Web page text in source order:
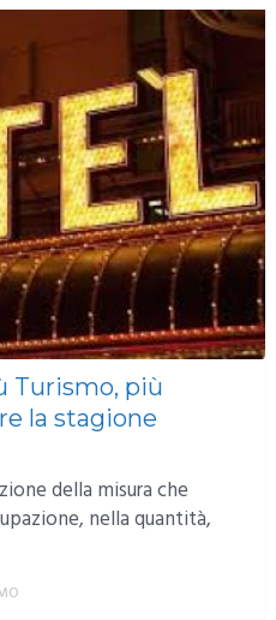
Turismo, più
la stagione
della misura che
nella quantità,